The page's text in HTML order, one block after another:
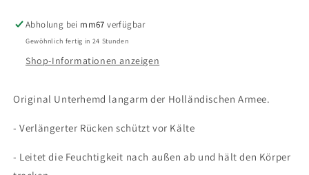
Abholung bei mm67 verfügbar
Gewöhnlich fertig in 24 Stunden
Shop-Informationen anzeigen
Original Unterhemd langarm der Holländischen Armee.
- Verlängerter Rücken schützt vor Kälte
- Leitet die Feuchtigkeit nach außen ab und hält den Körper